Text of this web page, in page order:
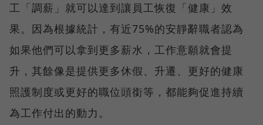
工「調薪」就可以達到讓員工恢復「健康」效
果。因為根據統計，有近75%的安靜辭職者認為
如果他們可以拿到更多薪水，工作意願就會提
升，其餘像是提供更多休假、升遷、更好的健康
照護制度或更好的職位頭銜等，都能夠促進持續
為工作付出的動力。